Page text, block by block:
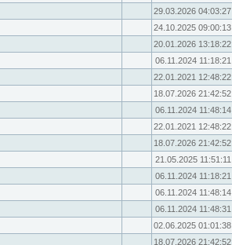
29.03.2026 04:03:27
24.10.2025 09:00:13
20.01.2026 13:18:22
06.11.2024 11:18:21
22.01.2021 12:48:22
18.07.2026 21:42:52
06.11.2024 11:48:14
22.01.2021 12:48:22
18.07.2026 21:42:52
21.05.2025 11:51:11
06.11.2024 11:18:21
06.11.2024 11:48:14
06.11.2024 11:48:31
02.06.2025 01:01:38
18.07.2026 21:42:52